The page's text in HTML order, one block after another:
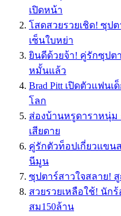
เปิดหน้า
โสดสวยรวยเชิด! ซุป
เซ็นใบหย่า
ยินดีด้วยจ้า! คู่รักซุปต
หมั้นแล้ว
Brad Pitt เปิดตัวแฟน
โลก
ส่องบ้านหรูดาราหนุ่ม
เสียดาย
คู่รักตัวท็อปเกี่ยวแข
นีมูน
ซุปตาร์สาวใจสลาย!
สวยรวยเหลือใช้! นัก
สม150ล้าน